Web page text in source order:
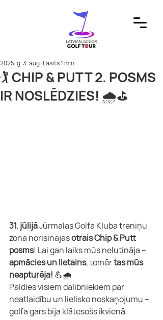
🏌️ CHIP & PUTT 2. POSMS
IR NOSLĒDZIES! 🌧️⛳
2025. g. 3. aug. Lasīts 1 min
31. jūlijā Jūrmalas Golfa Kluba treniņu
zonā norisinājās otrais Chip & Putt
posms! Lai gan laiks mūs nelutināja –
apmācies un lietains, tomēr tas mūs
neapturēja! 💪🌧️
Paldies visiem dalībniekiem par
neatlaidību un lielisko noskaņojumu –
golfa gars bija klātesošs ikvienā